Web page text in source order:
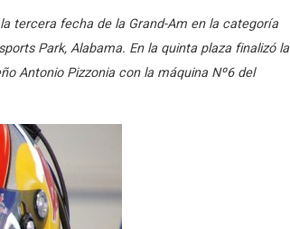
tercera fecha de la Grand-Am en la categoría
Park, Alabama. En la quinta plaza finalizó la
Antonio Pizzonia con la máquina Nº6 del